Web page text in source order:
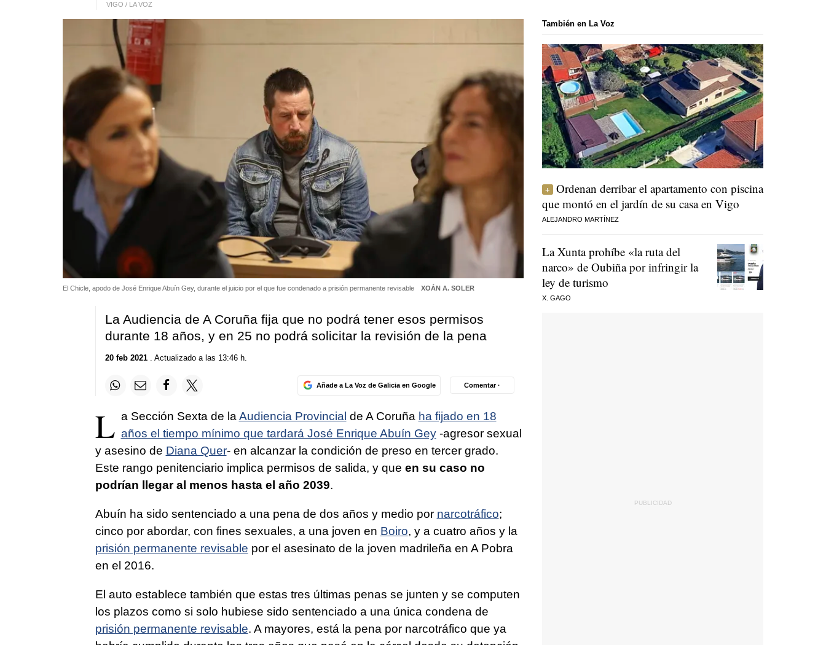
VIGO / LA VOZ
El Chicle, apodo de José Enrique Abuín Gey, durante el juicio por el que fue condenado a prisión permanente revisable XOÁN A. SOLER
La Audiencia de A Coruña fija que no podrá tener esos permisos
durante 18 años, y en 25 no podrá solicitar la revisión de la pena
20 feb 2021. Actualizado a las 13:46 h.
Añade a La Voz de Galicia en Google Comentar ·
L a Sección Sexta de la Audiencia Provincial de A Coruña ha fijado en 18
años el tiempo mínimo que tardará José Enrique Abuín Gey-agresor sexual
y asesino de Diana Quer- en alcanzar la condición de preso en tercer grado.
Este rango penitenciario implica permisos de salida, y que en su caso no
podrían llegar al menos hasta el año 2039.
Abuín ha sido sentenciado a una pena de dos años y medio por narcotráfico;
cinco por abordar, con fines sexuales, a una joven en Boiro, y a cuatro años y la
prisión permanente revisable por el asesinato de la joven madrileña en A Pobra
en el 2016.
El auto establece también que estas tres últimas penas se junten y se computen
los plazos como si solo hubiese sido sentenciado a una única condena de
prisión permanente revisable. A mayores, está la pena por narcotráfico que ya
También en La Voz
Ordenan derribar el apartamento con piscina
que montó en el jardín de su casa en Vigo
ALEJANDRO MARTÍNEZ
La Xunta prohíbe «la ruta del
narco» de Oubiña por infringir la
ley de turismo
X. GAGO